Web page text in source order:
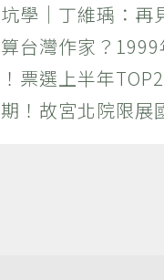
學｜丁維瑀：再
台灣作家？1999
票選上半年
！故宮北院限展